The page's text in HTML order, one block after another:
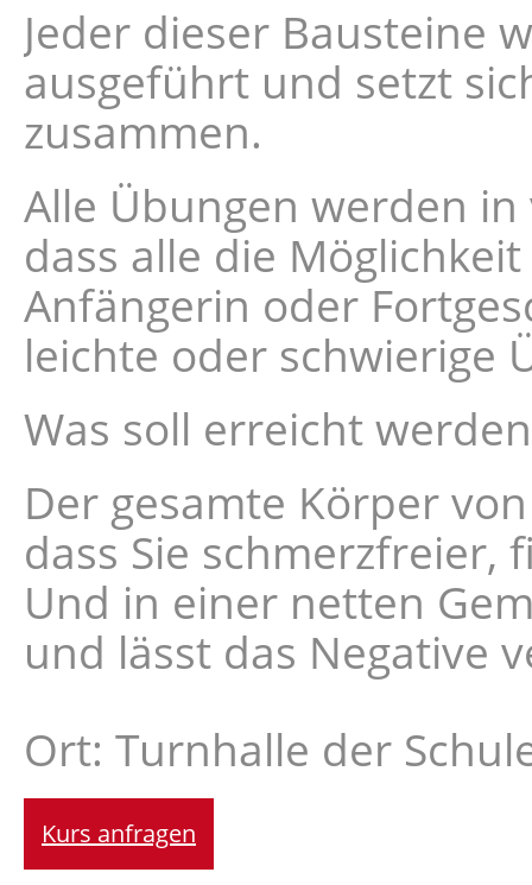
Jeder dieser Bausteine
ausgeführt und setzt
zusammen.
Alle Übungen werden
dass alle die
Anfängerin oder
leichte oder schwierige
Was soll erreicht
Der gesamte Körper
dass Sie
Und in einer netten
und lässt das Negative
Ort: Turnhalle der
Kurs anfragen